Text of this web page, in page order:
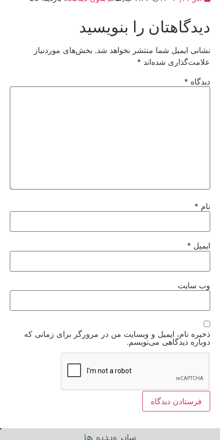
دیدگاهتان را بنویسید
نشانی ایمیل شما منتشر نخواهد شد. بخش‌های موردنیاز
علامت‌گذاری شده‌اند *
دیدگاه *
نام *
ایمیل *
وب‌ سایت
ذخیره نام، ایمیل و وبسایت من در مرورگر برای زمانی که
دوباره دیدگاهی می‌نویسم.